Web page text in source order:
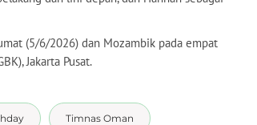
(5/6/2026) dan Mozambik pada empat
Jakarta Pusat.
Timnas Oman